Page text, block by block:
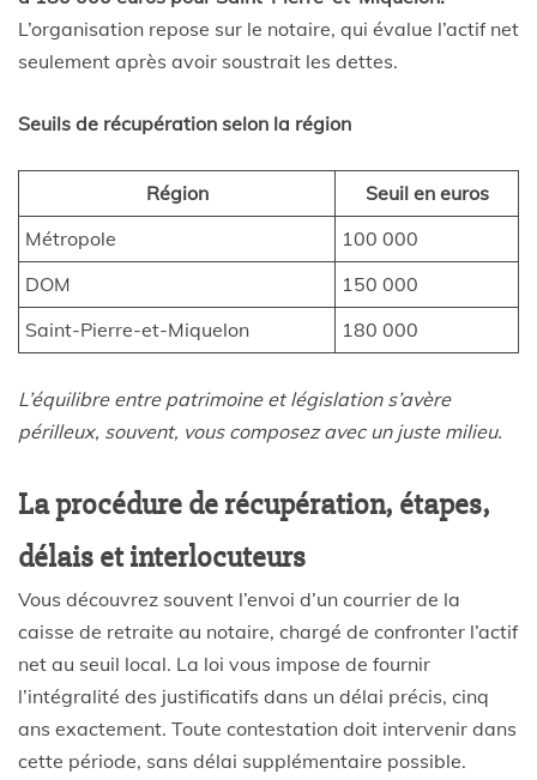
L’organisation repose sur le notaire, qui évalue l’actif net
seulement après avoir soustrait les dettes.
Seuils de récupération selon la région
Région
Seuil en euros
Métropole
100 000
DOM
150 000
Saint-Pierre-et-Miquelon
180 000
L’équilibre entre patrimoine et législation s’avère
périlleux, souvent, vous composez avec un juste milieu.
La procédure de récupération, étapes,
délais et interlocuteurs
Vous découvrez souvent l’envoi d’un courrier de la
caisse de retraite au notaire, chargé de confronter l’actif
net au seuil local. La loi vous impose de fournir
l’intégralité des justificatifs dans un délai précis, cinq
ans exactement. Toute contestation doit intervenir dans
cette période, sans délai supplémentaire possible.